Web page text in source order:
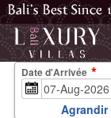
Date d'Arrivée
Agrandir